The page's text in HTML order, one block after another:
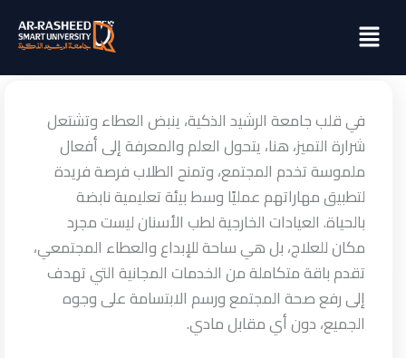
Menu
في قلب جامعة الرشيد الذكية، ينبض العطاء وتشتعل
شرارة التميز، هنا، يتحول العلم والمعرفة إلى أفعال
ملموسة تخدم المجتمع، وتمنح الطلاب فرصة فريدة
لتطبيق مهاراتهم عمليًا وسط بيئة تعليمية نابضة
بالحياة. العيادات الخارجية لطب الأسنان ليست مجرد
مكان للعلاج، بل هي ساحة للإبداع والعطاء المجتمعي،
تقدم باقة متكاملة من الخدمات المجانية التي تهدف
إلى رفع صحة المجتمع ورسم الابتسامة على وجوه
الجميع، دون أي مقابل مادي.